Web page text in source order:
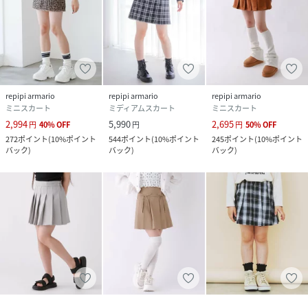
タン1%
ベルト:合成皮革
裏地:ポリエステル100%
【ブラウン58】
表地:ポリエステル77% レーヨン22% ポリウレ
ベルト:合成皮革
裏地:ポリエステル100%
【ブルー83】
表地:ポリエステル90% レーヨン9% ポリウレタ
ン1%
ベルト:合成皮革
裏地:ポリエステル100%
サイズ
S(140～150cm）、M(150～160cm)、L(160cm
クリーニング
品番
QT4039_618964
618964-58-02 QT4039
repipi armario
ミニスカート
2,994円 40%OFF
272ポイント(10%ポイント
バック)
repipi armario
ミディアムスカート
5,990円
544ポイント(10%ポイント
バック)
repipi armario
ミニスカート
2,695円 50%OFF
245ポイント(10%ポイント
バック)